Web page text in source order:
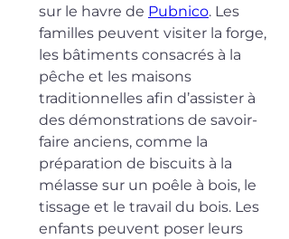
sur le havre de Pubnico. Les
familles peuvent visiter la forge,
les bâtiments consacrés à la
pêche et les maisons
traditionnelles afin d’assister à
des démonstrations de savoir-
faire anciens, comme la
préparation de biscuits à la
mélasse sur un poêle à bois, le
tissage et le travail du bois. Les
enfants peuvent poser leurs